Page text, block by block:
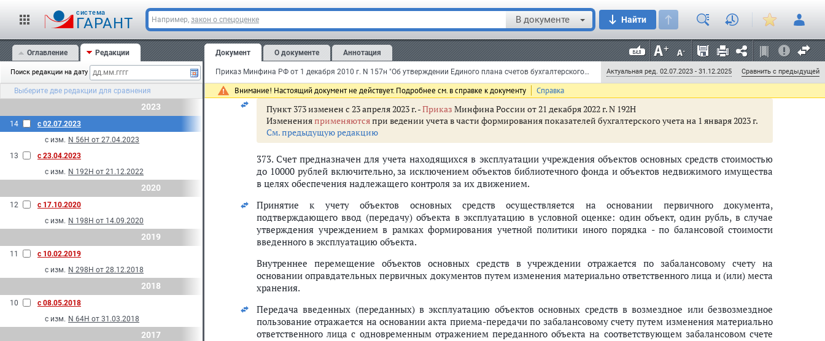
cистема
ГАРАНТ Например, закон о спецоценке В документе Найти
Оглавление Редакции
Поиск редакции на дату
Выберите две редакции для сравнения
2023
14
с 02.07.2023
с изм. N 56Н от 27.04.2023
13
с 23.04.2023
с изм. N 192Н от 21.12.2022
2020
12
с 17.10.2020
с изм. N 198Н от 14.09.2020
2019
11
с 10.02.2019
с изм. N 298Н от 28.12.2018
2018
10
с 08.05.2018
с изм. N 64Н от 31.03.2018
2017
Документ О документе Аннотация
Приказ Минфина РФ от 1 декабря 2010 г. N 157н "Об утверждении Единого плана счетов бухгалтерского учета для органов государственной власти (государственных органов), органов местного самоуправления, органов управления государственными внебюджетными фондами, государственных академий наук, государственных (муниципальных) учреждений и Инструкции по его применению" (с изменениями и дополнениями) (документ не действует) Актуальная ред. 02.07.2023 - 31.12.2025 Сравнить с предыдущей
Внимание! Настоящий документ не действует. Подробнее см. в справке к документу Справка
Минфина России от 31 марта 2018 г. N 64Н
Измененияприменяютсяпри формировании учетной политики и показателей бухгалтерского учета, начиная с 2018 г.
См. предыдущую редакцию
Счет 21 "Основные средства в эксплуатации"
Пункт 373 изменен с 23 апреля 2023 г. -Приказ Минфина России от 21 декабря 2022 г. N 192Н
Измененияприменяютсяпри ведении учета в части формирования показателей бухгалтерского учета на 1 января 2023 г.
См. предыдущую редакцию
373. Счет предназначен для учета находящихся в эксплуатации учреждения объектов основных средств стоимостью
до 10000 рублей включительно, за исключением объектов библиотечного фонда и объектов недвижимого имущества
в целях обеспечения надлежащего контроля за их движением.
Принятие к учету объектов основных средств осуществляется на основании первичного документа,
подтверждающего ввод (передачу) объекта в эксплуатацию в условной оценке: один объект, один рубль, в случае
утверждения учреждением в рамках формирования учетной политики иного порядка - по балансовой стоимости
введенного в эксплуатацию объекта.
Внутреннее перемещение объектов основных средств в учреждении отражается по забалансовому счету на
основании оправдательных первичных документов путем изменения материально ответственного лица и (или) места
хранения.
Передача введенных (переданных) в эксплуатацию объектов основных средств в возмездное или безвозмездное
пользование отражается на основании акта приема-передачи по забалансовому счету путем изменения материально
ответственного лица с одновременным отражением переданного объекта на соответствующем забалансовом счете